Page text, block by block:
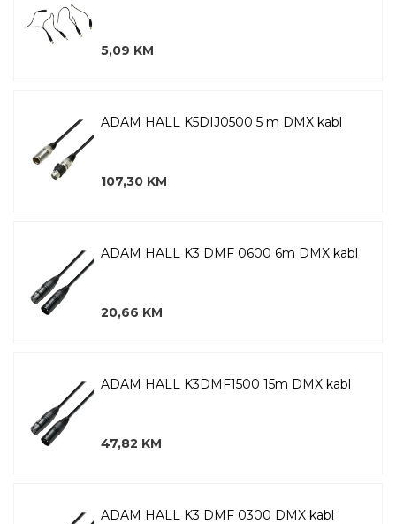
5,09 KM
ADAM HALL K5DIJ0500 5 m DMX kabl
107,30 KM
ADAM HALL K3 DMF 0600 6m DMX kabl
20,66 KM
ADAM HALL K3DMF1500 15m DMX kabl
47,82 KM
ADAM HALL K3 DMF 0300 DMX kabl